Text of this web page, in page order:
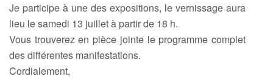
Je participe à une des expositions, le vernissage aura
lieu le samedi 13 juillet à partir de 18 h.
Vous trouverez en pièce jointe le programme complet
des différentes manifestations.
Cordialement,